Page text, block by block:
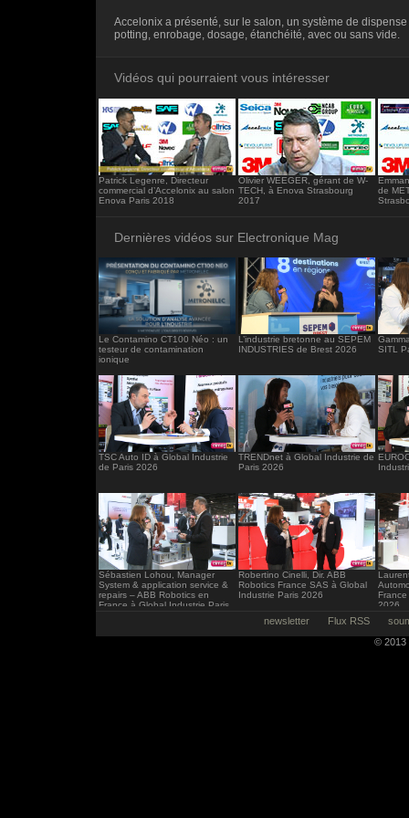
frameborder="0"></iframe>
Accelonix a présenté, sur le salon, un système de
potting, enrobage, dosage, étanchéité, avec ou sans vide.
Vidéos qui pourraient vous intéresser
Patrick Legenre, Directeur
commercial d’Accelonix au salon
Enova Paris 2018
Olivier WEEGER, gérant de W-
TECH, à Enova Strasbourg
2017
de
Dernières vidéos sur Electronique Mag
Le Contamino CT100 Néo : un
testeur de contamination
ionique
L’industrie bretonne au SEPEM
INDUSTRIES de Brest 2026
SITL
TSC Auto ID à Global Industrie
de Paris 2026
TRENDnet à Global Industrie de
Paris 2026
Sébastien Lohou, Manager
System & application service &
repairs – ABB Robotics en
France à Global Industrie Paris
Robertino Cinelli, Dir. ABB
Robotics France SAS à Global
Industrie Paris 2026
2026
newsletter Flux RSS
© 2013